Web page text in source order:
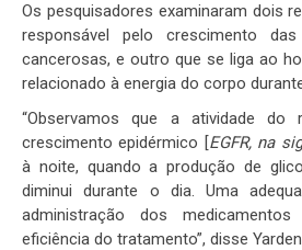
Os pesquisadores examinaram dois
responsável pelo crescimento
cancerosas, e outro que se liga ao
relacionado à energia do corpo
“Observamos que a atividade
crescimento epidérmico [EGFR, na
à noite, quando a produção de
diminui durante o dia. Uma
administração dos
eficiência do tratamento”, disse